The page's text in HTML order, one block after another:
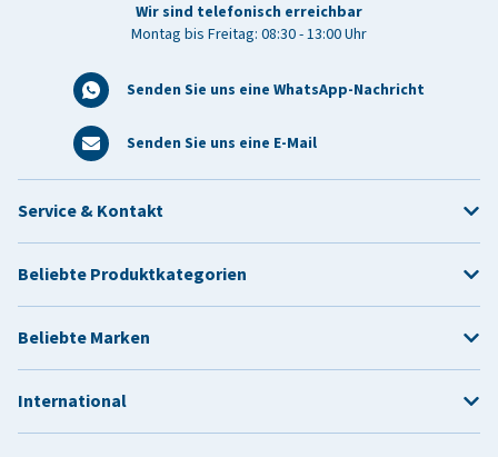
Wir sind telefonisch erreichbar
Montag bis Freitag: 08:30 - 13:00 Uhr
Senden Sie uns eine WhatsApp-Nachricht
Senden Sie uns eine E-Mail
Service & Kontakt
Beliebte Produktkategorien
Beliebte Marken
International